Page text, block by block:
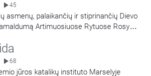
45
asmenų, palaikančių ir stiprinančių Dievo
Artimuosiuose Rytuose Rosy
„Dievo gailestingumas – vienintelė
iš Pasaulinio Apaštalinio Gailestingumo
68
jūros katalikų instituto Marselyje